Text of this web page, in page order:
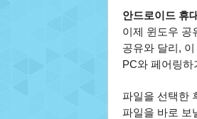
안드로이드 휴
이제 윈도우 공
공유와 달리,
PC와 페어링하
파일을 선택한
파일을 바로 보